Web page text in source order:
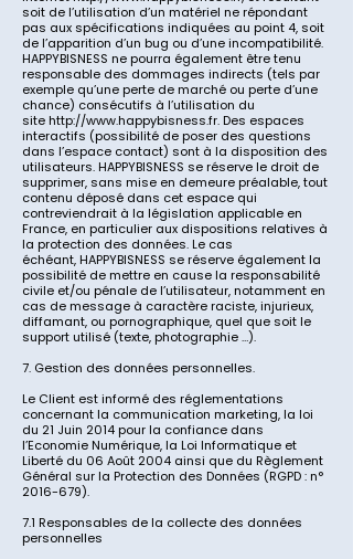
soit de l’utilisation d’un matériel ne répondant
pas aux spécifications indiquées au point 4, soit
de l’apparition d’un bug ou d’une incompatibilité.
HAPPYBISNESS ne pourra également être tenu
responsable des dommages indirects (tels par
exemple qu’une perte de marché ou perte d’une
chance) consécutifs à l’utilisation du
site http://www.happybisness.fr. Des espaces
interactifs (possibilité de poser des questions
dans l’espace contact) sont à la disposition des
utilisateurs. HAPPYBISNESS se réserve le droit de
supprimer, sans mise en demeure préalable, tout
contenu déposé dans cet espace qui
contreviendrait à la législation applicable en
France, en particulier aux dispositions relatives à
la protection des données. Le cas
échéant, HAPPYBISNESS se réserve également la
possibilité de mettre en cause la responsabilité
civile et/ou pénale de l’utilisateur, notamment en
cas de message à caractère raciste, injurieux,
diffamant, ou pornographique, quel que soit le
support utilisé (texte, photographie …).
7. Gestion des données personnelles.
Le Client est informé des réglementations
concernant la communication marketing, la loi
du 21 Juin 2014 pour la confiance dans
l’Economie Numérique, la Loi Informatique et
Liberté du 06 Août 2004 ainsi que du Règlement
Général sur la Protection des Données (RGPD : n°
2016-679).
7.1 Responsables de la collecte des données
personnelles